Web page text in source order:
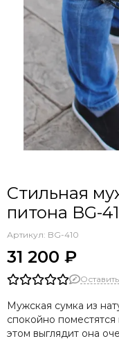
Стильная
питона BG-
Артикул: BG-410
31 200 ₽
Мужская сумка из
спокойно
этом выглядит она